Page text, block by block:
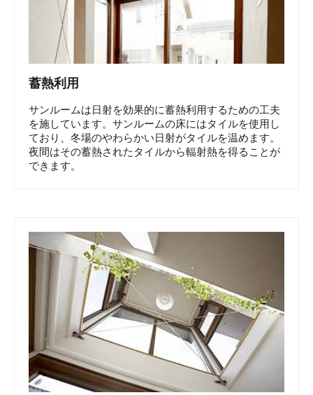
蓄熱利用
サンルームは日射を効果的に蓄熱利用するための工夫
を施しています。サンルームの床にはタイルを使用し
ており、冬場のやわらかい日射がタイルを温めます。
夜間はその蓄熱されたタイルから輻射熱を得ることが
できます。